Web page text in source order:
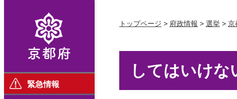
緊急情報
トップページ > 府政情報 > 選挙 > 京
してはいけな